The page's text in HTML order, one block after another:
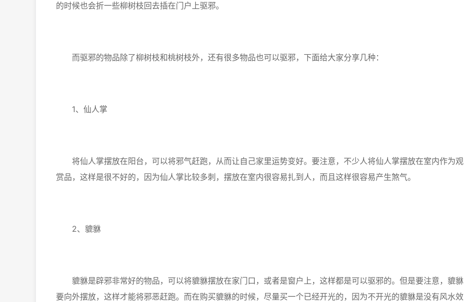
的时候也会折一些柳树枝回去插在门户上驱邪。
而驱邪的物品除了柳树枝和桃树枝外，还有很多物品也可以驱邪，下面给大家分享几种：
1、仙人掌
将仙人掌摆放在阳台，可以将邪气赶跑，从而让自己家里运势变好。要注意，不少人将仙人掌摆放在室内作为观
赏品，这样是很不好的，因为仙人掌比较多刺，摆放在室内很容易扎到人，而且这样很容易产生煞气。
2、貔貅
貔貅是辟邪非常好的物品，可以将貔貅摆放在家门口，或者是窗户上，这样都是可以驱邪的。但是要注意，貔貅
要向外摆放，这样才能将邪恶赶跑。而在购买貔貅的时候，尽量买一个已经开光的，因为不开光的貔貅是没有风水效